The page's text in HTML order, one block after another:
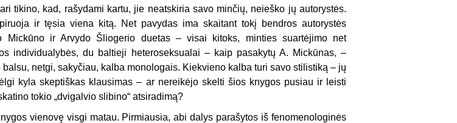
tikino, kad, rašydami kartu, jie neatskiria savo minčių, neieško jų autorystės.
ir tęsia viena kitą. Net pavydas ima skaitant tokį bendros autorystės
Mickūno ir Arvydo Šliogerio duetas – visai kitoks, minties suartėjimo net
individualybės, du baltieji heteroseksualai – kaip pasakytų A. Mickūnas, –
netgi, sakyčiau, kalba monologais. Kiekvieno kalba turi savo stilistiką – jų
kyla skeptiškas klausimas – ar nereikėjo skelti šios knygos pusiau ir leisti
tokio „dvigalvio slibino“ atsiradimą?
vienovę visgi matau. Pirmiausia, abi dalys parašytos iš fenomenologinės